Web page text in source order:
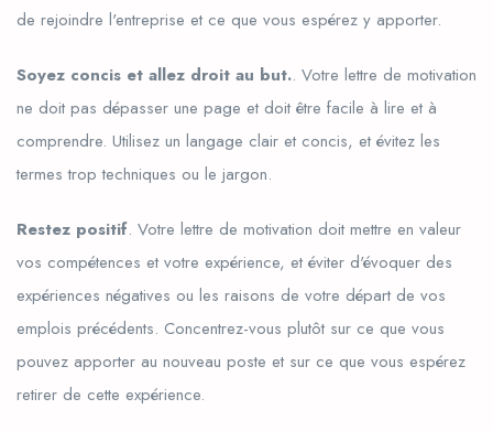
de rejoindre l'entreprise et ce que vous espérez y apporter.
Soyez concis et allez droit au but.. Votre lettre de motivation
ne doit pas dépasser une page et doit être facile à lire et à
comprendre. Utilisez un langage clair et concis, et évitez les
termes trop techniques ou le jargon.
Restez positif. Votre lettre de motivation doit mettre en valeur
vos compétences et votre expérience, et éviter d'évoquer des
expériences négatives ou les raisons de votre départ de vos
emplois précédents. Concentrez-vous plutôt sur ce que vous
pouvez apporter au nouveau poste et sur ce que vous espérez
retirer de cette expérience.